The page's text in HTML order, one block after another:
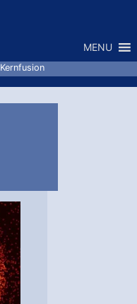
MENU
Kernfusion